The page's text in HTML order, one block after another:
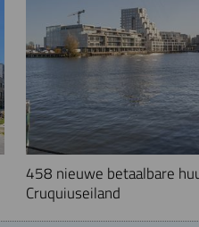
458 nieuwe betaalbare
Cruquiuseiland